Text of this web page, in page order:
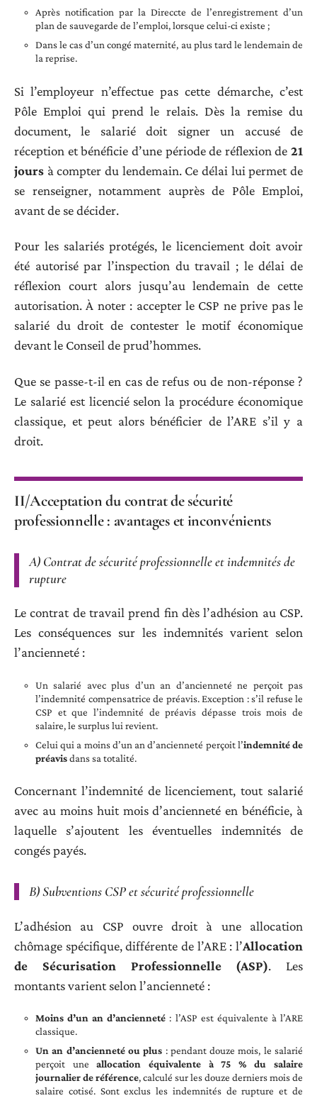
Après notification par la Direccte de l’enregistrement d’un
plan de sauvegarde de l’emploi, lorsque celui-ci existe ;
Dans le cas d’un congé maternité, au plus tard le lendemain de
la reprise.
Si l’employeur n’effectue pas cette démarche, c’est
Pôle Emploi qui prend le relais. Dès la remise du
document, le salarié doit signer un accusé de
réception et bénéficie d’une période de réflexion de 21
jours à compter du lendemain. Ce délai lui permet de
se renseigner, notamment auprès de Pôle Emploi,
avant de se décider.
Pour les salariés protégés, le licenciement doit avoir
été autorisé par l’inspection du travail ; le délai de
réflexion court alors jusqu’au lendemain de cette
autorisation. À noter : accepter le CSP ne prive pas le
salarié du droit de contester le motif économique
devant le Conseil de prud’hommes.
Que se passe-t-il en cas de refus ou de non-réponse ?
Le salarié est licencié selon la procédure économique
classique, et peut alors bénéficier de l’ARE s’il y a
droit.
II/Acceptation du contrat de sécurité
professionnelle : avantages et inconvénients
A) Contrat de sécurité professionnelle et indemnités de
rupture
Le contrat de travail prend fin dès l’adhésion au CSP.
Les conséquences sur les indemnités varient selon
l’ancienneté :
Un salarié avec plus d’un an d’ancienneté ne perçoit pas
l’indemnité compensatrice de préavis. Exception : s’il refuse le
CSP et que l’indemnité de préavis dépasse trois mois de
salaire, le surplus lui revient.
Celui qui a moins d’un an d’ancienneté perçoit l’indemnité de
préavisdans sa totalité.
Concernant l’indemnité de licenciement, tout salarié
avec au moins huit mois d’ancienneté en bénéficie, à
laquelle s’ajoutent les éventuelles indemnités de
congés payés.
B) Subventions CSP et sécurité professionnelle
L’adhésion au CSP ouvre droit à une allocation
chômage spécifique, différente de l’ARE : l’Allocation
de Sécurisation Professionnelle (ASP). Les
montants varient selon l’ancienneté :
Moins d’un an d’ancienneté : l’ASP est équivalente à l’ARE
classique.
Un an d’ancienneté ou plus : pendant douze mois, le salarié
perçoit uneallocation équivalente à 75 % du salaire
journalier de référence, calculé sur les douze derniers mois de
salaire cotisé. Sont exclus les indemnités de rupture et de